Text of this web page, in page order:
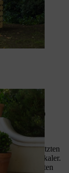
eingeschlitzten
etwas rustikaler.
den Garten